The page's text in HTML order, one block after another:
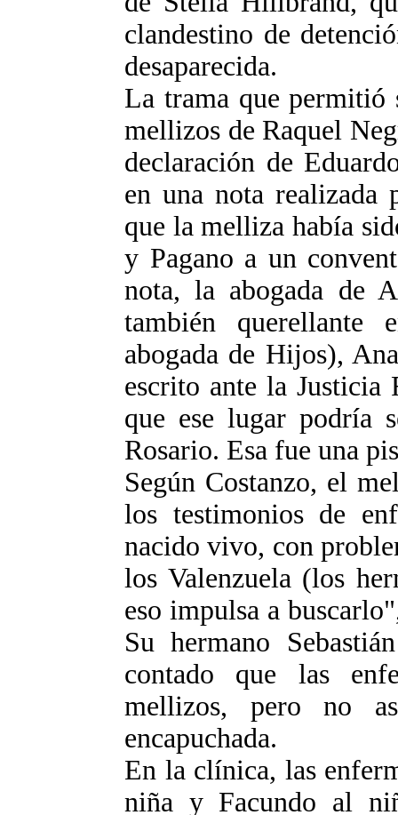
clandestino de
desaparecida.
La trama que permitió
mellizos de Raquel
declaración de
en una nota realizada
que la melliza había
y Pagano a un
nota, la abogada de
también querellante
abogada de Hijos),
escrito ante la Justicia
que ese lugar podría
Rosario. Esa fue una
Según Costanzo, el
los testimonios de
nacido vivo, con
los Valenzuela (los
eso impulsa a
Su hermano
contado que las
mellizos, pero no
encapuchada.
En la clínica, las
niña y Facundo al